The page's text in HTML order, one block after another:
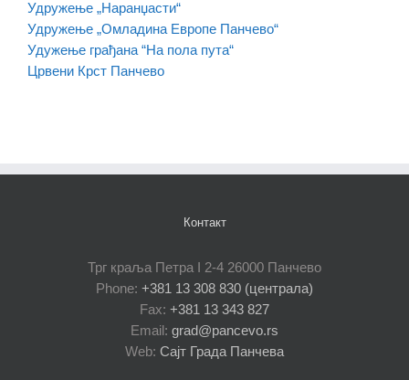
Удружење „Наранџасти“
Удружење „Омладина Европе Панчево“
Удужење грађана “На пола пута“
Црвени Крст Панчево
Контакт
Трг краља Петра I 2-4 26000 Панчево
Phone: +381 13 308 830 (централа)
Fax: +381 13 343 827
Email: grad@pancevo.rs
Web: Сајт Града Панчева